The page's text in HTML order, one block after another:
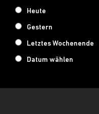
Heute
Gestern
Letztes Wochenende
Datum wählen